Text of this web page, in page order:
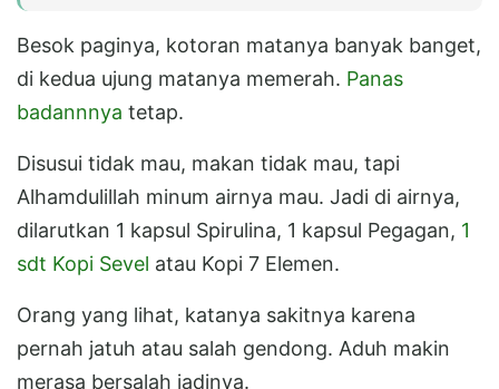
Besok paginya, kotoran matanya banyak banget,
di kedua ujung matanya memerah. Panas
badannnya tetap.
Disusui tidak mau, makan tidak mau, tapi
Alhamdulillah minum airnya mau. Jadi di airnya,
dilarutkan 1 kapsul Spirulina, 1 kapsul Pegagan, 1
sdt Kopi Sevel atau Kopi 7 Elemen.
Orang yang lihat, katanya sakitnya karena
pernah jatuh atau salah gendong. Aduh makin
merasa bersalah jadinya.